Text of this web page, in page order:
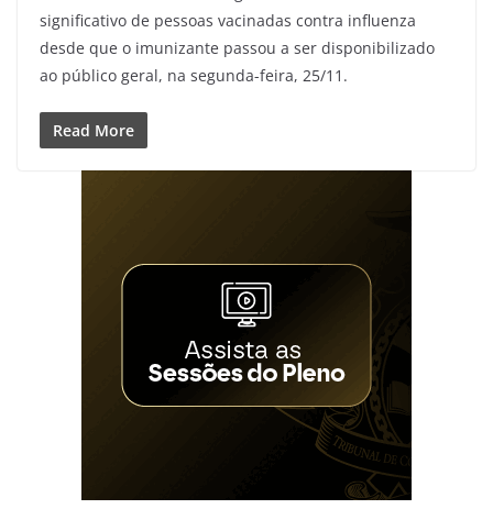
significativo de pessoas vacinadas contra influenza
desde que o imunizante passou a ser disponibilizado
ao público geral, na segunda-feira, 25/11.
Read More